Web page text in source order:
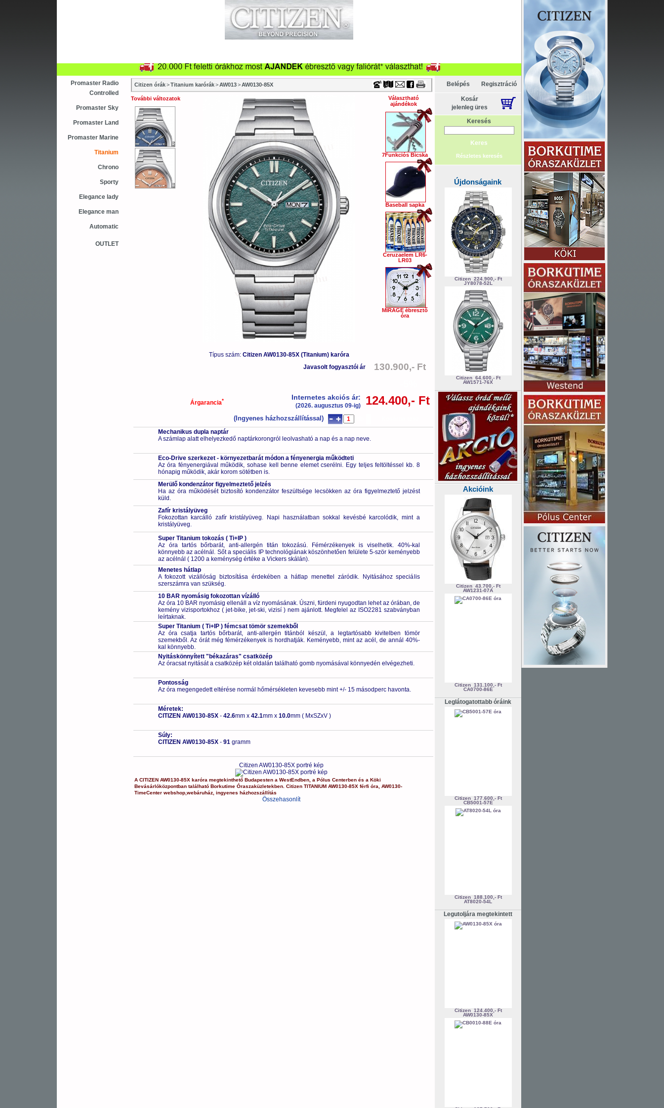
Promaster Radio
Controlled
Promaster Sky
Promaster Land
Promaster Marine
Titanium
Chrono
Sporty
Elegance lady
Elegance man
Automatic
OUTLET
Citizen órák > Titanium karórák > AW013 > AW0130-85X
További változatok
Típus szám: Citizen AW0130-85X (Titanium) karóra
Választható
ajándékok
7Funkciós Bicska
Baseball sapka
Ceruzaelem LR6-
LR03
MIRAGE ébresztő
óra
Javasolt fogyasztói ár 130.900,- Ft
Árgarancia* Internetes akciós ár:
(2026. augusztus 09-ig) 124.400,- Ft
(Ingyenes házhozszállítással)
Mechanikus dupla naptár
A számlap alatt elhelyezkedő naptárkorongról leolvasható a nap és a nap neve.
Eco-Drive szerkezet - környezetbarát módon a fényenergia működteti
Az óra fényenergiával működik, sohase kell benne elemet cserélni. Egy teljes feltöltéssel kb. 8
hónapig működik, akár korom sötétben is.
Merülő kondenzátor figyelmeztető jelzés
Ha az óra működését biztosító kondenzátor feszültsége lecsökken az óra figyelmeztető jelzést
küld.
Zafír kristályüveg
Fokozottan karcálló zafír kristályüveg. Napi használatban sokkal kevésbé karcolódik, mint a
kristályüveg.
Super Titanium tokozás ( Ti+IP )
Az óra tartós bőrbarát, anti-allergén titán tokozású. Fémérzékenyek is viselhetik. 40%-kal
könnyebb az acélnál. Sőt a speciális IP technológiának köszönhetően felülete 5-ször keményebb
az acélnál ( 1200 a keménység értéke a Vickers skálán).
Menetes hátlap
A fokozott vizállóság biztosítása érdekében a hátlap menettel záródik. Nyitásához speciális
szerszámra van szükség.
10 BAR nyomásig fokozottan vízálló
Az óra 10 BAR nyomásig ellenáll a víz nyomásának. Úszni, fürdeni nyugodtan lehet az órában, de
kemény vizisportokhoz ( jet-bike, jet-ski, vizisí ) nem ajánlott. Megfelel az ISO2281 szabványban
leírtaknak.
Super Titanium ( Ti+IP ) fémcsat tömör szemekből
Az óra csatja tartós bőrbarát, anti-allergén titánból készül, a legtartósabb kivitelben tömör
szemekből. Az órát még fémérzékenyek is hordhatják. Keményebb, mint az acél, de annál 40%-
kal könnyebb.
Nyitáskönnyített "békazáras" csatközép
Az óracsat nyitását a csatközép két oldalán található gomb nyomásával könnyedén elvégezheti.
Pontosság
Az óra megengedett eltérése normál hőmérsékleten kevesebb mint +/- 15 másodperc havonta.
Méretek:
CITIZEN AW0130-85X- 42.6mm x 42.1mm x 10.0mm ( MxSZxV )
Súly:
CITIZEN AW0130-85X- 91 gramm
Citizen AW0130-85X portré kép
A CITIZEN AW0130-85X karóra megtekinthető Budapesten a WestEndben, a Pólus Centerbenés a Köki
Bevásárlóközpontbantalálható Borkutime Óraszaküzletekben. Citizen TITANIUM AW0130-85X férfi óra
AW0130-
TimeCenter webshop, webáruház, ingyenes házhozszállítás
Összehasonlít
Belépés Regisztráció
Kosár
jelenleg üres
Keresés
Részletes keresés
Újdonságaink
Citizen 224.900,- Ft
JY8078-52L
Citizen 64.600,- Ft
AW1571-76X
Akcióink
Citizen 43.700,- Ft
AW1231-07A
Citizen 131.100,- Ft
CA0700-86E
Leglátogatottabb óráink
Citizen 177.600,- Ft
CB5001-57E
Citizen 188.100,- Ft
AT8020-54L
Legutoljára megtekintett
Citizen 124.400,- Ft
AW0130-85X